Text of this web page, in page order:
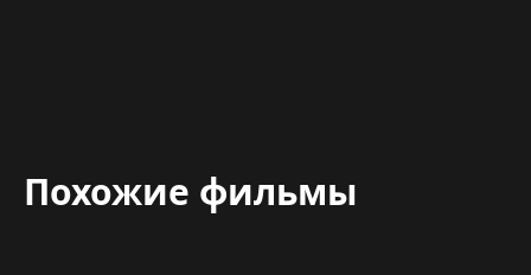
Похожие фильмы